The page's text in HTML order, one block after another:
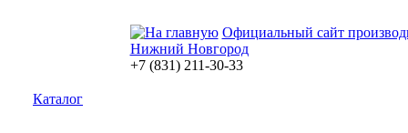
Официальный сайт
Нижний Новгород
+7 (831) 211-30-33
Каталог